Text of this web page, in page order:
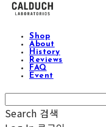
Shop
About
History
Reviews
FAQ
Event
Search 검색